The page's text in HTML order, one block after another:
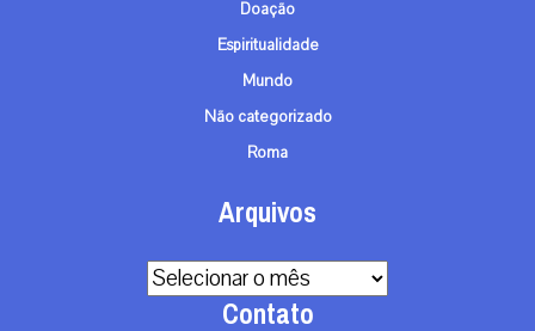
Doação
Espiritualidade
Mundo
Não categorizado
Roma
Arquivos
Arquivos
Contato